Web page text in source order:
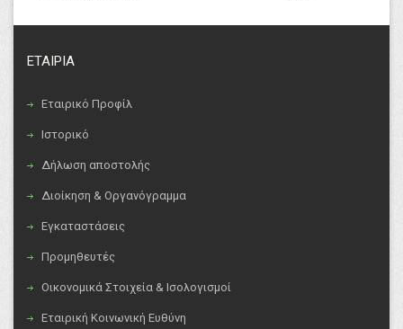
ΕΤΑΙΡΙΑ
Εταιρικό Προφίλ
Ιστορικό
Δήλωση αποστολής
Διοίκηση & Οργανόγραμμα
Εγκαταστάσεις
Προμηθευτές
Οικονομικά Στοιχεία & Ισολογισμοί
Εταιρική Κοινωνική Ευθύνη